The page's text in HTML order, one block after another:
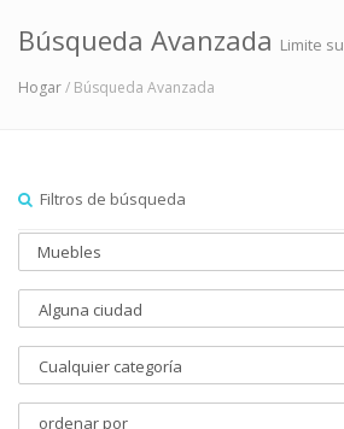
Búsqueda Avanzada Limite
Hogar/ Búsqueda Avanzada
Filtros de búsqueda